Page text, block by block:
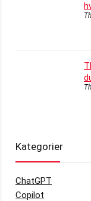
Kategorier
ChatGPT
Copilot